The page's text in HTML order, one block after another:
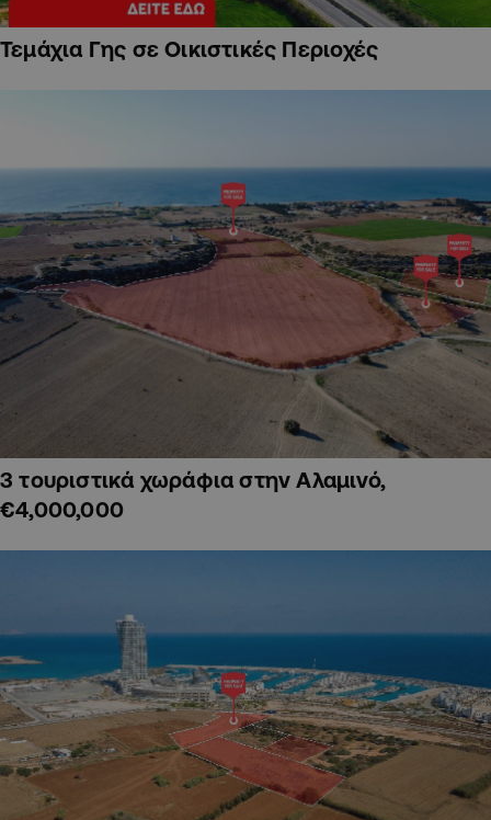
Τεμάχια Γης σε Οικιστικές Περιοχές
3 τουριστικά χωράφια στην Αλαμινό,
€4,000,000